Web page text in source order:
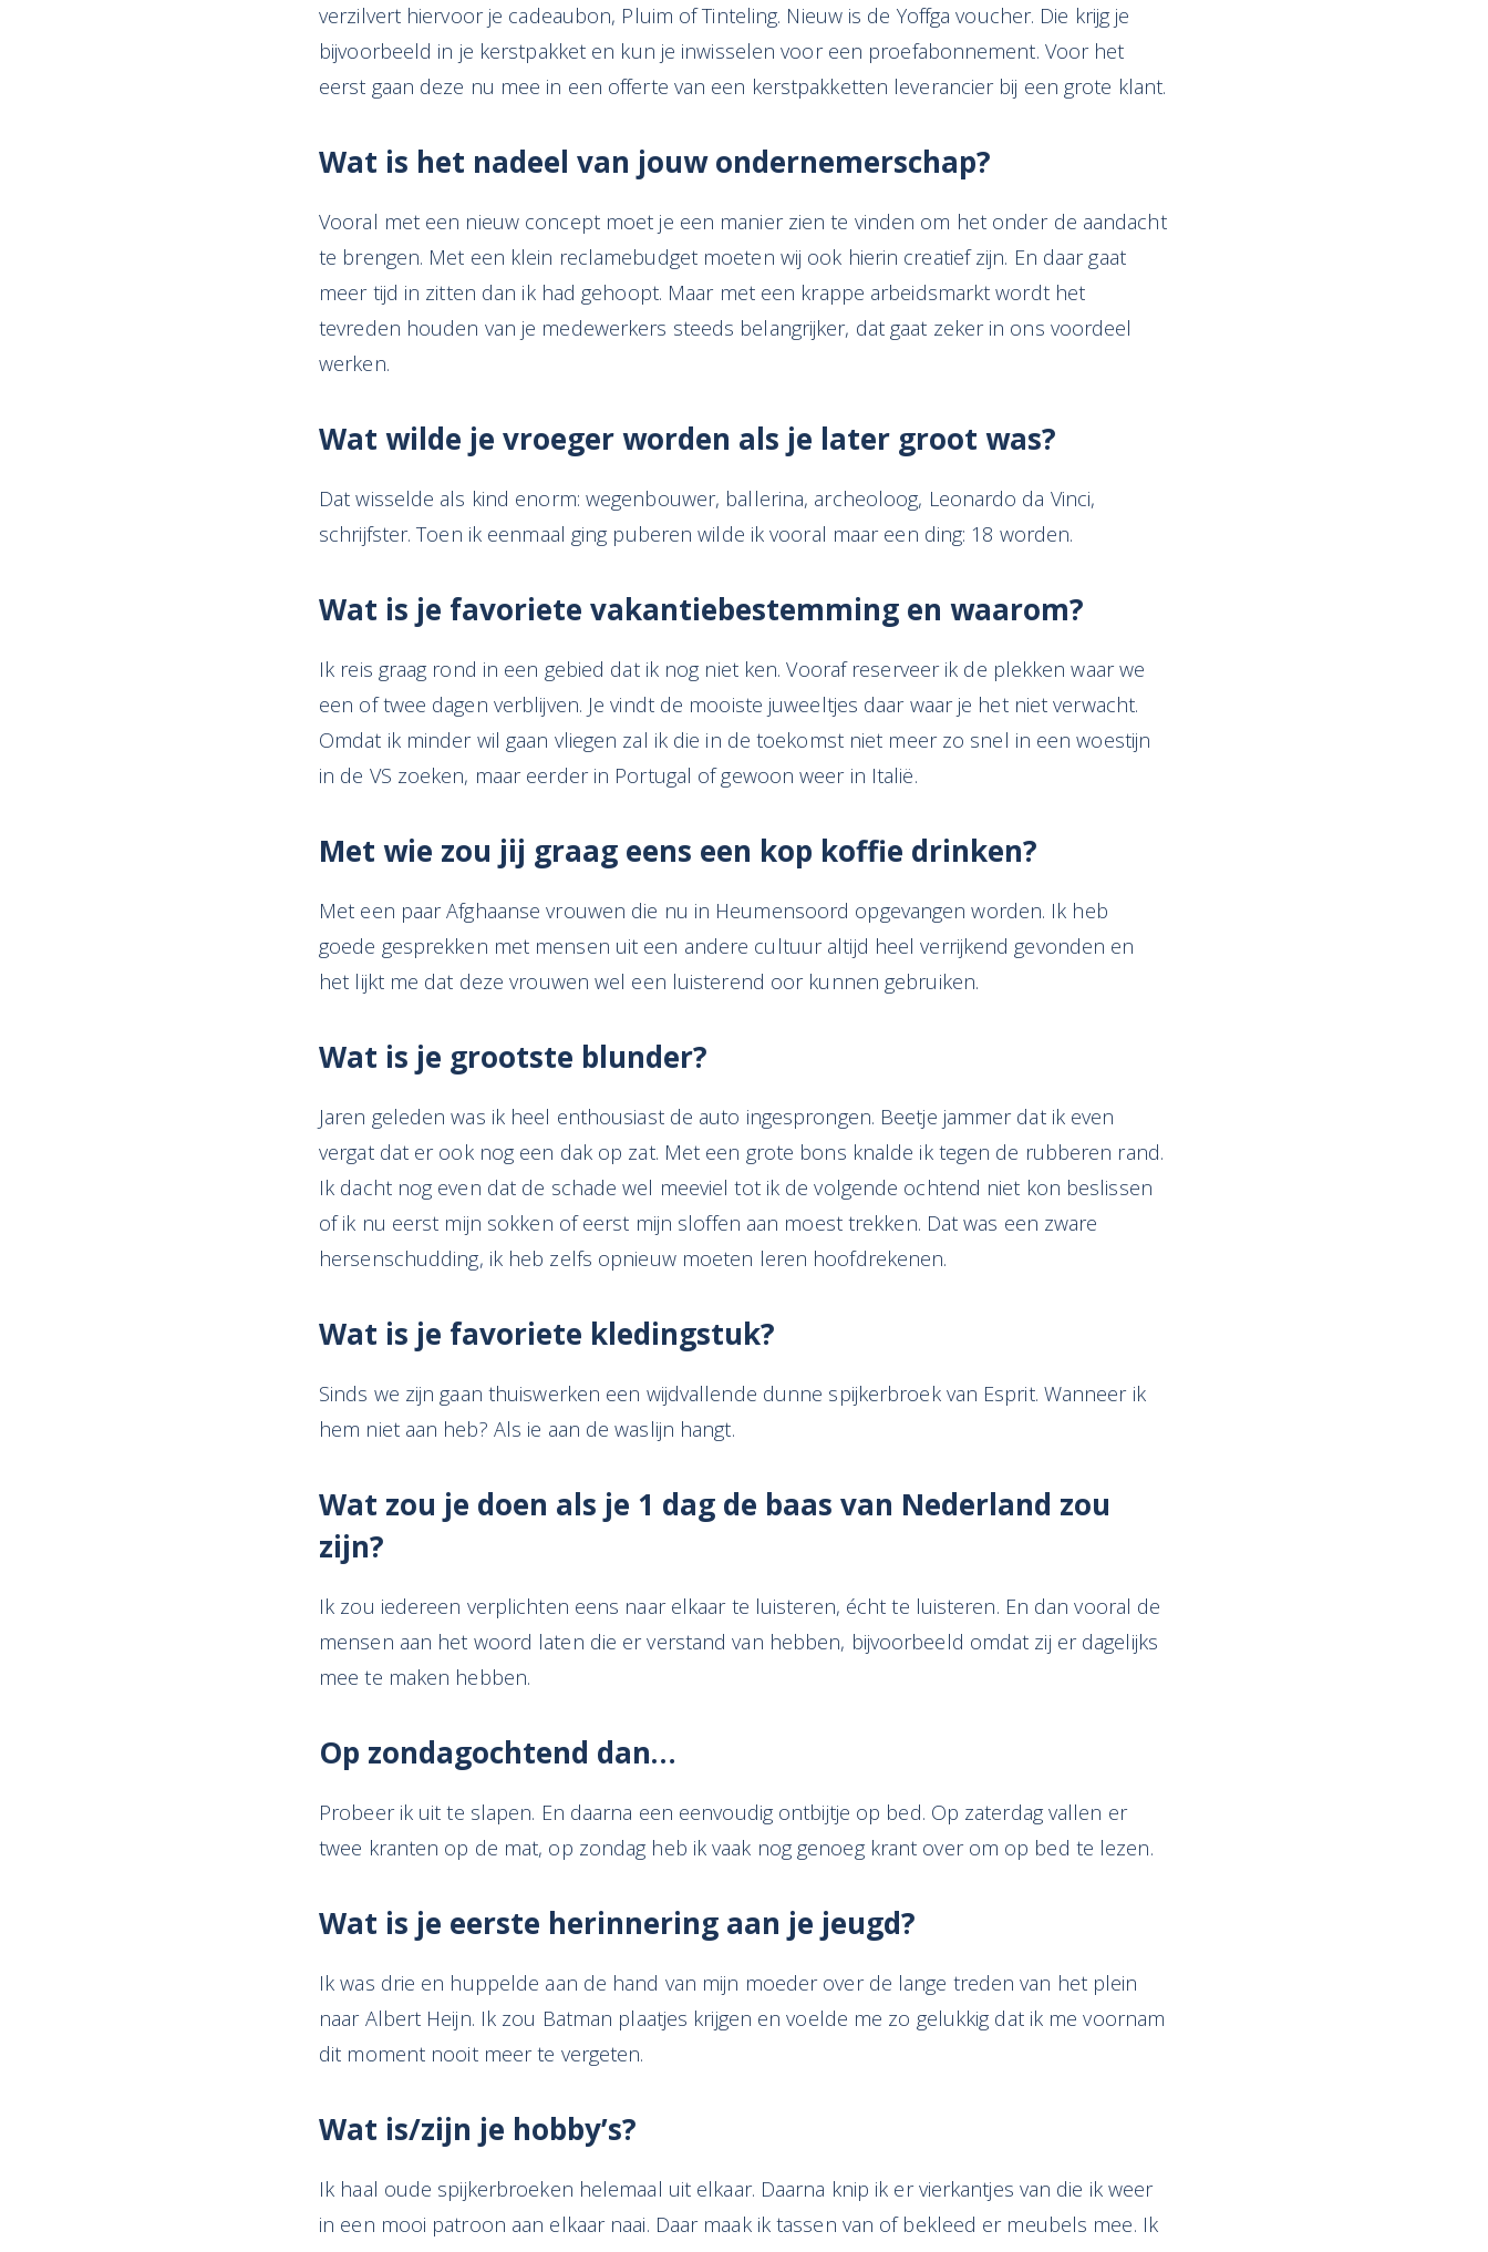
verzilvert hiervoor je cadeaubon, Pluim of Tinteling. Nieuw is de Yoffga voucher. Die krijg je
bijvoorbeeld in je kerstpakket en kun je inwisselen voor een proefabonnement. Voor het
eerst gaan deze nu mee in een offerte van een kerstpakketten leverancier bij een grote klant.
Wat is het nadeel van jouwondernemerschap?
Vooral met een nieuw concept moet je een manier zien te vinden om het onder de aandacht
te brengen. Met een klein reclamebudget moeten wij ook hierin creatief zijn. En daar gaat
meer tijd in zitten dan ik had gehoopt. Maar met een krappe arbeidsmarkt wordt het
tevreden houden van je medewerkers steeds belangrijker, dat gaat zeker in ons voordeel
werken.
Wat wilde je vroeger worden als je later groot was?
Dat wisselde als kind enorm: wegenbouwer, ballerina, archeoloog, Leonardo da Vinci,
schrijfster. Toen ik eenmaal ging puberen wilde ik vooral maar een ding: 18 worden.
Wat is je favoriete vakantiebestemming en waarom?
Ik reis graag rond in een gebied dat ik nog niet ken. Vooraf reserveer ik de plekken waar we
een of twee dagen verblijven. Je vindt de mooiste juweeltjes daar waar je het niet verwacht.
Omdat ik minder wil gaan vliegen zal ik die in de toekomst niet meer zo snel in een woestijn
in de VS zoeken, maar eerder in Portugal of gewoon weer in Italië.
Met wie zou jij graag eens een kop koffie drinken?
Met een paar Afghaanse vrouwen die nu in Heumensoord opgevangen worden. Ik heb
goede gesprekken met mensen uit een andere cultuur altijd heel verrijkend gevonden en
het lijkt me dat deze vrouwen wel een luisterend oor kunnen gebruiken.
Wat is je grootste blunder?
Jaren geleden was ik heel enthousiast de auto ingesprongen. Beetje jammer dat ik even
vergat dat er ook nog een dak op zat. Met een grote bons knalde ik tegen de rubberen rand.
Ik dacht nog even dat de schade wel meeviel tot ik de volgende ochtend niet kon beslissen
of ik nu eerst mijn sokken of eerst mijn sloffen aan moest trekken. Dat was een zware
hersenschudding, ik heb zelfs opnieuw moeten leren hoofdrekenen.
Wat is je favoriete kledingstuk?
Sinds we zijn gaan thuiswerken een wijdvallende dunne spijkerbroek van Esprit. Wanneer ik
hem niet aan heb? Als ie aan de waslijn hangt.
Wat zou je doen als je 1 dag de baas van Nederland zou
zijn?
Ik zou iedereen verplichten eens naar elkaar te luisteren, écht te luisteren. En dan vooral de
mensen aan het woord laten die er verstand van hebben, bijvoorbeeld omdat zij er dagelijks
mee te maken hebben.
Op zondagochtend dan…
Probeer ik uit te slapen. En daarna een eenvoudig ontbijtje op bed. Op zaterdag vallen er
twee kranten op de mat, op zondag heb ik vaak nog genoeg krant over om op bed te lezen.
Wat is je eerste herinnering aan je jeugd?
Ik was drie en huppelde aan de hand van mijn moeder over de lange treden van het plein
naar Albert Heijn. Ik zou Batman plaatjes krijgen en voelde me zo gelukkig dat ik me voornam
dit moment nooit meer te vergeten.
Wat is/zijn je hobby’s?
Ik haal oude spijkerbroeken helemaal uit elkaar. Daarna knip ik er vierkantjes van die ik weer
in een mooi patroon aan elkaar naai. Daar maak ik tassen van of bekleed er meubels mee. Ik